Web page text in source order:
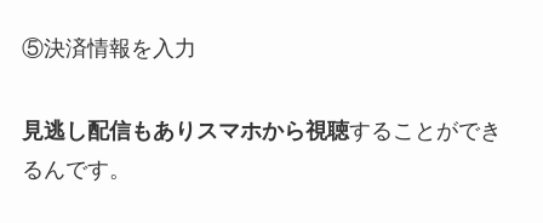
⑤決済情報を入力
見逃し配信もありスマホから視聴することができ
るんです。